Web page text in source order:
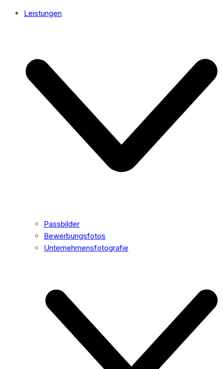
Leistungen
Passbilder
Bewerbungsfotos
Unternehmensfotografie